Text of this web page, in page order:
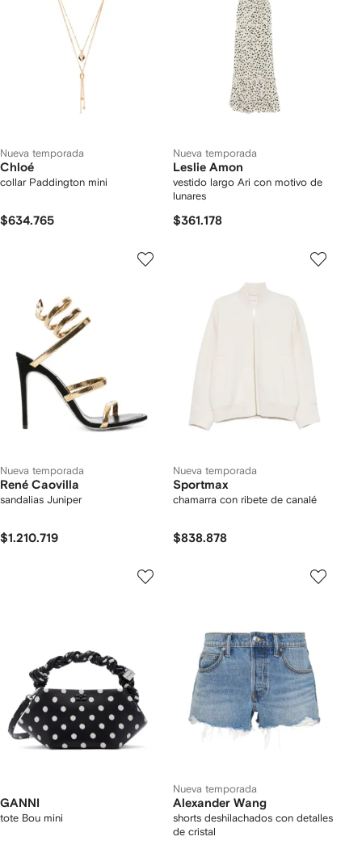
Nueva temporada
Chloé
collar Paddington mini
$634.765
Nueva temporada
Leslie Amon
vestido largo Ari con motivo de
lunares
$361.178
Nueva temporada
René Caovilla
sandalias Juniper
$1.210.719
Nueva temporada
Sportmax
chamarra con ribete de canalé
$838.878
GANNI
tote Bou mini
Nueva temporada
Alexander Wang
shorts deshilachados con detalles
de cristal